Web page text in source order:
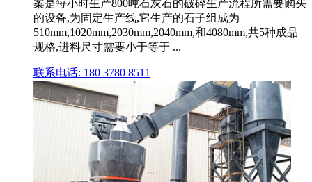
案是每小时生产800吨石灰石的破碎生产流程所需要购买
的设备,为固定生产线,它生产的石子组成为
510mm,1020mm,2030mm,2040mm,和4080mm,共5种成品
规格,进料尺寸需要小于等于 ...
联系电话: 180 3780 8511